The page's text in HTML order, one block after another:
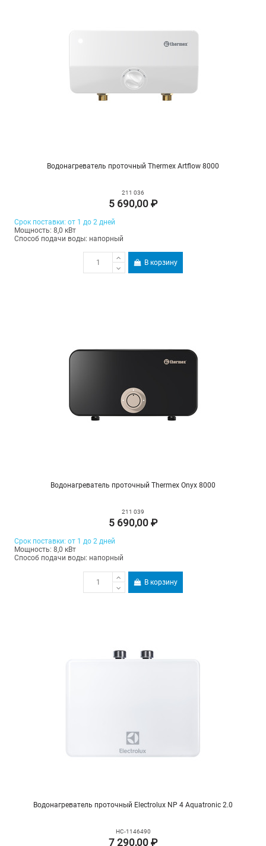
Водонагреватель проточный Thermex Artflow 8000
211 036
5 690,00 ₽
Срок поставки: от 1 до 2 дней
Мощность: 8,0 кВт
Способ подачи воды: напорный
В корзину
Водонагреватель проточный Thermex Onyx 8000
211 039
5 690,00 ₽
Срок поставки: от 1 до 2 дней
Мощность: 8,0 кВт
Способ подачи воды: напорный
В корзину
Водонагреватель проточный Electrolux NP 4 Aquatronic 2.0
НС-1146490
7 290,00 ₽